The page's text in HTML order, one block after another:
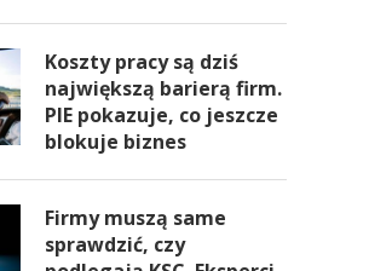
Koszty pracy są dziś
największą barierą firm.
PIE pokazuje, co jeszcze
blokuje biznes
Firmy muszą same
sprawdzić, czy